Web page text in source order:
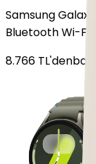
Samsung
Bluetooth Wi-Fi
8.766 TL'den